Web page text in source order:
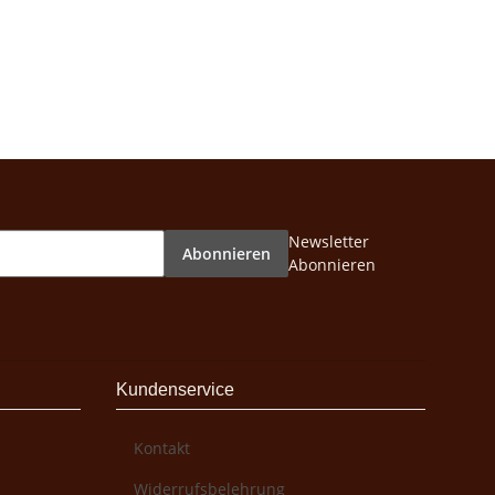
Abonnieren
Newsletter
Abonnieren
Kundenservice
Kontakt
Widerrufsbelehrung